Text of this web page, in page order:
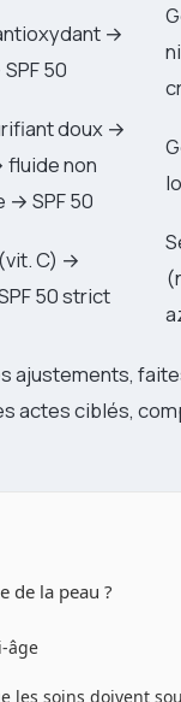
→
50
doux →
fluide non
→ SPF 50
C) →
50 strict
ajustements,
actes ciblés,
de la peau ?
âge
les soins doivent